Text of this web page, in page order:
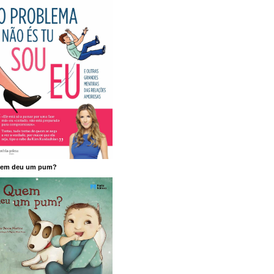
deu um pum?